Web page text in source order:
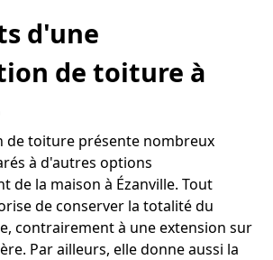
d'une
de toiture à
de toiture présente nombreux
à d'autres options
de la maison à Ézanville. Tout
de conserver la totalité du
contrairement à une extension sur
Par ailleurs, elle donne aussi la